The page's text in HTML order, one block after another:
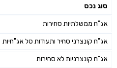
סוג נכס
אג"ח ממשלתיות סחירות
אג"ח קונצרני סחיר ותעודות סל אג"חיות
אג"ח קונצרניות לא סחירות